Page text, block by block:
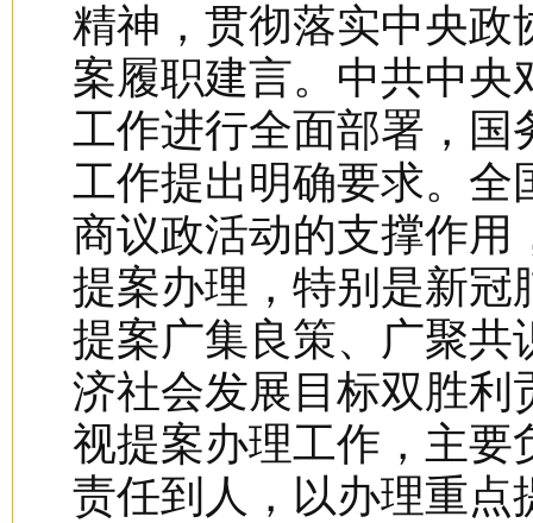
精神，贯彻落实中央政
案履职建言。中共中
工作进行全面部署，国
工作提出明确要求。全
商议政活动的支撑作用
提案办理，特别是新冠
提案广集良策、广聚共
济社会发展目标双胜利
视提案办理工作，主要
责任到人，以办理重点